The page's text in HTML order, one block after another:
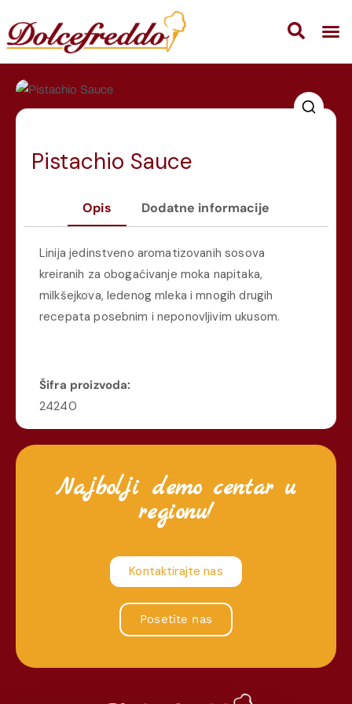
Pistachio Sauce
Opis Dodatne informacije
Linija jedinstveno aromatizovanih sosova
kreiranih za obogaćivanje moka napitaka,
milkšejkova, ledenog mleka i mnogih drugih
recepata posebnim i neponovljivim ukusom.
Šifra proizvoda:
24240
Najbolji demo centar u
regionu!
Kontaktirajte nas
Posetite nas